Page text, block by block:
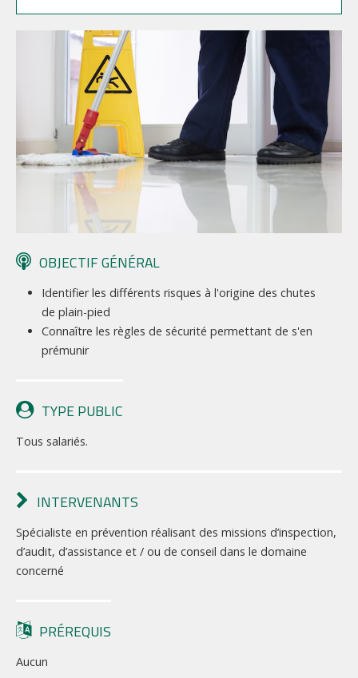
OBJECTIF GÉNÉRAL
Identifier les différents risques à l'origine des chutes
de plain-pied
Connaître les règles de sécurité permettant de s'en
prémunir
TYPE PUBLIC
Tous salariés.
INTERVENANTS
Spécialiste en prévention réalisant des missions d’inspection,
d’audit, d’assistance et / ou de conseil dans le domaine
concerné
PRÉREQUIS
Aucun